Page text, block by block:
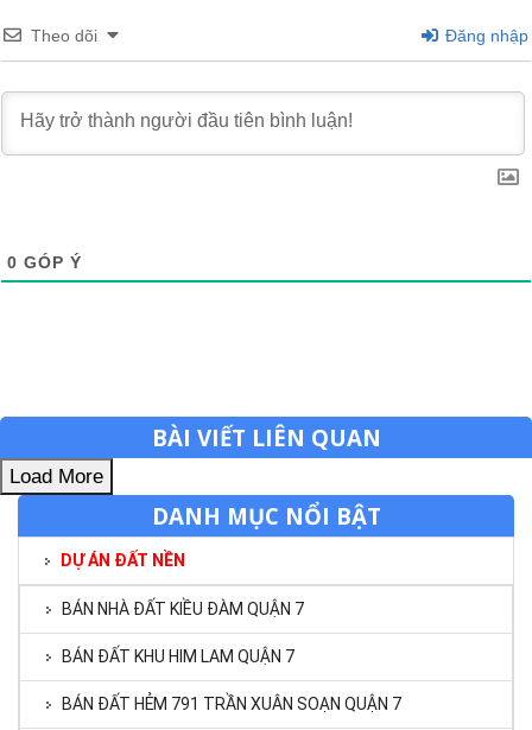
Theo dõi Đăng nhập
0 GÓP Ý
BÀI VIẾT LIÊN QUAN
Load More
DANH MỤC NỔI BẬT
DỰ ÁN ĐẤT NỀN
BÁN NHÀ ĐẤT KIỀU ĐÀM QUẬN 7
BÁN ĐẤT KHU HIM LAM QUẬN 7
BÁN ĐẤT HẺM 791 TRẦN XUÂN SOẠN QUẬN 7